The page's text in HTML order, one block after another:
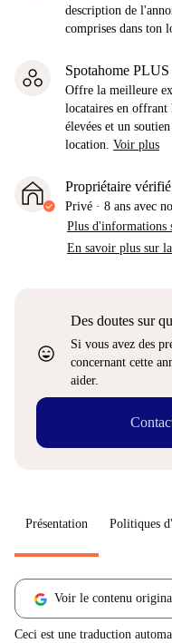
description de
comprises dans ton
Spotahome PLUS
Offre la meilleure
locataires en offrant
élevées et un
location. Voir plus
Propriétaire vérifié
Privé · 8 ans avec
Plus d'informations
En savoir plus sur
sentiment_very_satisfied
Des doutes sur
Si vous avez des
concernant cette
aider.
Présentation Politiques
Voir le contenu
Ceci est une traduction